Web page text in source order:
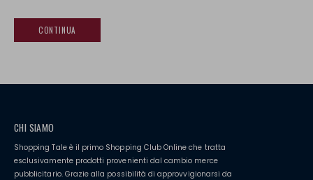
CHI SIAMO
Shopping Tale è il primo Shopping Club Online che tratta
esclusivamente prodotti provenienti dal cambio merce
pubblicitario. Grazie alla possibilità di approvvigionarsi da